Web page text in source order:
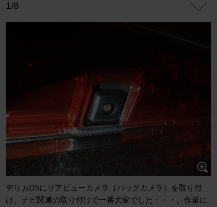
1/8
デリカD5にリアビューカメラ（バックカメラ）を取り付
け。ナビ関連の取り付けで一番大変でした・・・。作業に